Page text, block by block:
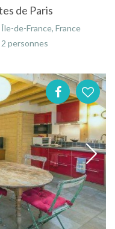
de Paris
de-France, France
2 personnes